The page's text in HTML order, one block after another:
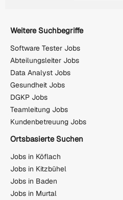
Weitere Suchbegriffe
Software Tester Jobs
Abteilungsleiter Jobs
Data Analyst Jobs
Gesundheit Jobs
DGKP Jobs
Teamleitung Jobs
Kundenbetreuung Jobs
Ortsbasierte Suchen
Jobs in Köflach
Jobs in Kitzbühel
Jobs in Baden
Jobs in Murtal